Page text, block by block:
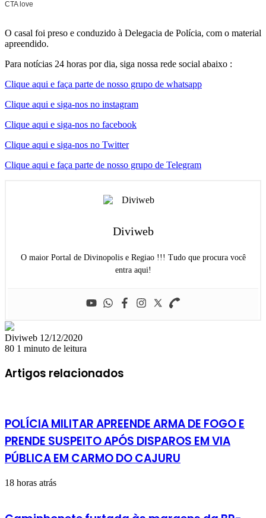
O casal foi preso e conduzido à Delegacia de Polícia, com o material
apreendido.
Para notícias 24 horas por dia, siga nossa rede social abaixo :
Clique aqui e faça parte de nosso grupo de whatsapp
Clique aqui e siga-nos no instagram
Clique aqui e siga-nos no facebook
Clique aqui e siga-nos no Twitter
Clique aqui e faça parte de nosso grupo de Telegram
Diviweb
O maior Portal de Divinopolis e Regiao !!! Tudo que procura você
entra aqui!
Diviweb Mande
um
mail
12/12/2020
80 1 minuto de leitura
Artigos relacionados
POLÍCIA MILITAR APREENDE ARMA DE FOGO E
PRENDE SUSPEITO APÓS DISPAROS EM VIA
PÚBLICA EM CARMO DO CAJURU
18 horas atrás